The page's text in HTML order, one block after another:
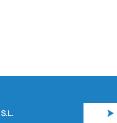
